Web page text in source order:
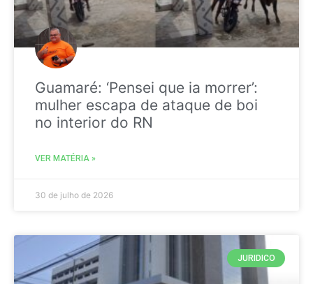
Guamaré: ‘Pensei que ia morrer’:
mulher escapa de ataque de boi
no interior do RN
VER MATÉRIA »
30 de julho de 2026
JURIDICO